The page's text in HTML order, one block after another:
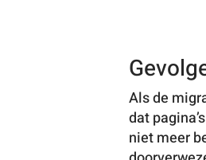
Als de
dat
niet meer